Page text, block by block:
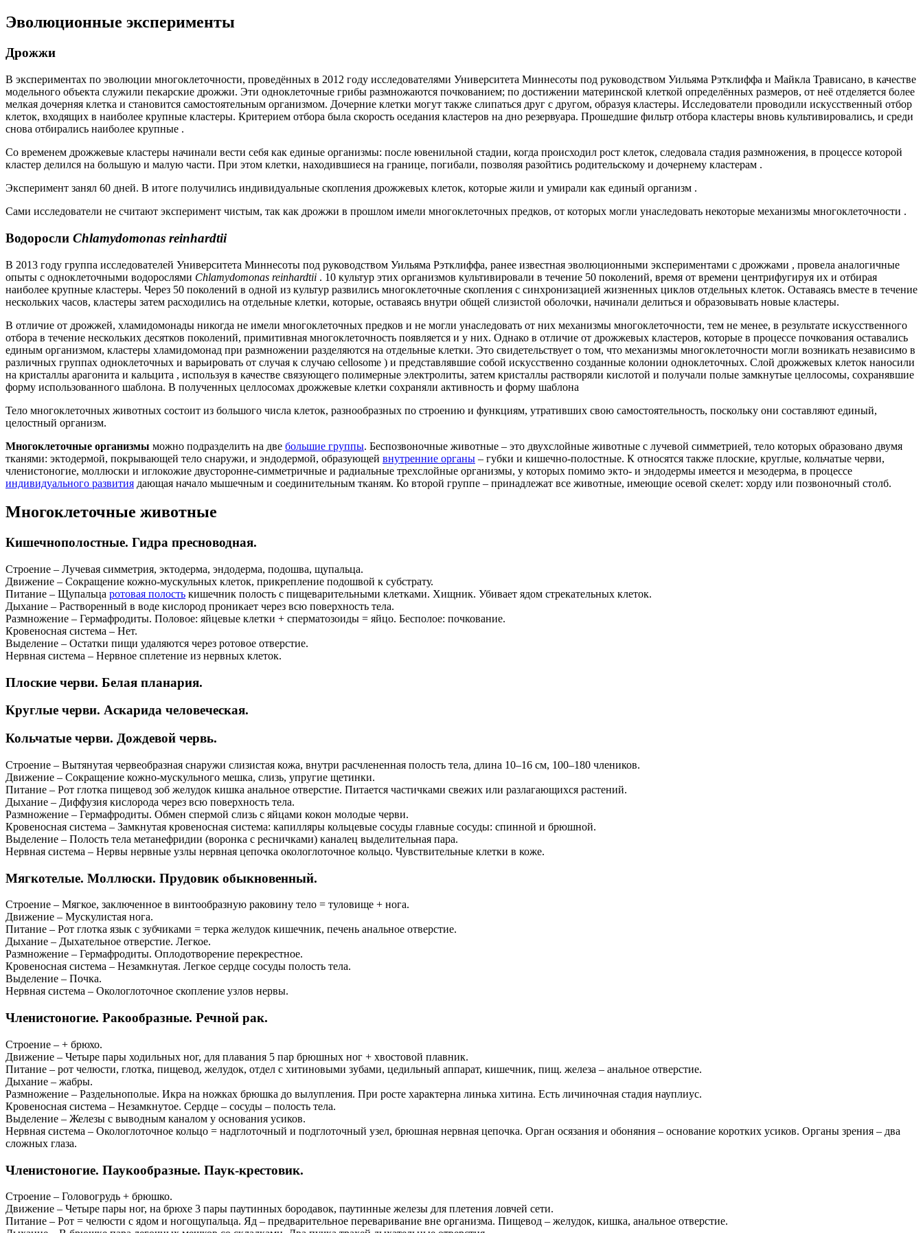
Эволюционные эксперименты
Дрожжи
В экспериментах по эволюции многоклеточности, проведённых в 2012 году исследователями Университета Миннесоты под руководством Уильяма Рэтклиффа и Майкла Трависано, в качестве
модельного объекта служили пекарские дрожжи. Эти одноклеточные грибы размножаются почкованием; по достижении материнской клеткой определённых размеров, от неё отделяется более
мелкая дочерняя клетка и становится самостоятельным организмом. Дочерние клетки могут также слипаться друг с другом, образуя кластеры. Исследователи проводили искусственный отбор
клеток, входящих в наиболее крупные кластеры. Критерием отбора была скорость оседания кластеров на дно резервуара. Прошедшие фильтр отбора кластеры вновь культивировались, и среди
снова отбирались наиболее крупные .
Со временем дрожжевые кластеры начинали вести себя как единые организмы: после ювенильной стадии, когда происходил рост клеток, следовала стадия размножения, в процессе которой
кластер делился на большую и малую части. При этом клетки, находившиеся на границе, погибали, позволяя разойтись родительскому и дочернему кластерам .
Эксперимент занял 60 дней. В итоге получились индивидуальные скопления дрожжевых клеток, которые жили и умирали как единый организм .
Сами исследователи не считают эксперимент чистым, так как дрожжи в прошлом имели многоклеточных предков, от которых могли унаследовать некоторые механизмы многоклеточности .
Водоросли Chlamydomonas reinhardtii
В 2013 году группа исследователей Университета Миннесоты под руководством Уильяма Рэтклиффа, ранее известная эволюционными экспериментами с дрожжами , провела аналогичные
опыты с одноклеточными водорослями Chlamydomonas reinhardtii . 10 культур этих организмов культивировали в течение 50 поколений, время от времени центрифугируя их и отбирая
наиболее крупные кластеры. Через 50 поколений в одной из культур развились многоклеточные скопления с синхронизацией жизненных циклов отдельных клеток. Оставаясь вместе в течение
нескольких часов, кластеры затем расходились на отдельные клетки, которые, оставаясь внутри общей слизистой оболочки, начинали делиться и образовывать новые кластеры.
В отличие от дрожжей, хламидомонады никогда не имели многоклеточных предков и не могли унаследовать от них механизмы многоклеточности, тем не менее, в результате искусственного
отбора в течение нескольких десятков поколений, примитивная многоклеточность появляется и у них. Однако в отличие от дрожжевых кластеров, которые в процессе почкования оставались
единым организмом, кластеры хламидомонад при размножении разделяются на отдельные клетки. Это свидетельствует о том, что механизмы многоклеточности могли возникать независимо в
различных группах одноклеточных и варьировать от случая к случаю cellosome ) и представлявшие собой искусственно созданные колонии одноклеточных. Слой дрожжевых клеток наносили
на кристаллы арагонита и кальцита , используя в качестве связующего полимерные электролиты, затем кристаллы растворяли кислотой и получали полые замкнутые целлосомы, сохранявшие
форму использованного шаблона. В полученных целлосомах дрожжевые клетки сохраняли активность и форму шаблона
Тело многоклеточных животных состоит из большого числа клеток, разнообразных по строению и функциям, утративших свою самостоятельность, поскольку они составляют единый,
целостный организм.
Многоклеточные организмы можно подразделить на две большие группы. Беспозвоночные животные – это двухслойные животные с лучевой симметрией, тело которых образовано двумя
тканями: эктодермой, покрывающей тело снаружи, и эндодермой, образующей внутренние органы – губки и кишечно-полостные. К относятся также плоские, круглые, кольчатые черви,
членистоногие, моллюски и иглокожие двусторонне-симметричные и радиальные трехслойные организмы, у которых помимо экто- и эндодермы имеется и мезодерма, в процессе
индивидуального развития дающая начало мышечным и соединительным тканям. Ко второй группе – принадлежат все животные, имеющие осевой скелет: хорду или позвоночный столб.
Многоклеточные животные
Кишечнополостные. Гидра пресноводная.
Строение – Лучевая симметрия, эктодерма, эндодерма, подошва, щупальца.
Движение – Сокращение кожно-мускульных клеток, прикрепление подошвой к субстрату.
Питание – Щупальца ротовая полость кишечник полость с пищеварительными клетками. Хищник. Убивает ядом стрекательных клеток.
Дыхание – Растворенный в воде кислород проникает через всю поверхность тела.
Размножение – Гермафродиты. Половое: яйцевые клетки + сперматозоиды = яйцо. Бесполое: почкование.
Кровеносная система – Нет.
Выделение – Остатки пищи удаляются через ротовое отверстие.
Нервная система – Нервное сплетение из нервных клеток.
Плоские черви. Белая планария.
Круглые черви. Аскарида человеческая.
Кольчатые черви. Дождевой червь.
Строение – Вытянутая червеобразная снаружи слизистая кожа, внутри расчлененная полость тела, длина 10–16 см, 100–180 члеников.
Движение – Сокращение кожно-мускульного мешка, слизь, упругие щетинки.
Питание – Рот глотка пищевод зоб желудок кишка анальное отверстие. Питается частичками свежих или разлагающихся растений.
Дыхание – Диффузия кислорода через всю поверхность тела.
Размножение – Гермафродиты. Обмен спермой слизь с яйцами кокон молодые черви.
Кровеносная система – Замкнутая кровеносная система: капилляры кольцевые сосуды главные сосуды: спинной и брюшной.
Выделение – Полость тела метанефридии (воронка с ресничками) каналец выделительная пара.
Нервная система – Нервы нервные узлы нервная цепочка окологлоточное кольцо. Чувствительные клетки в коже.
Мягкотелые. Моллюски. Прудовик обыкновенный.
Строение – Мягкое, заключенное в винтообразную раковину тело = туловище + нога.
Движение – Мускулистая нога.
Питание – Рот глотка язык с зубчиками = терка желудок кишечник, печень анальное отверстие.
Дыхание – Дыхательное отверстие. Легкое.
Размножение – Гермафродиты. Оплодотворение перекрестное.
Кровеносная система – Незамкнутая. Легкое сердце сосуды полость тела.
Выделение – Почка.
Нервная система – Окологлоточное скопление узлов нервы.
Членистоногие. Ракообразные. Речной рак.
Строение – + брюхо.
Движение – Четыре пары ходильных ног, для плавания 5 пар брюшных ног + хвостовой плавник.
Питание – рот челюсти, глотка, пищевод, желудок, отдел с хитиновыми зубами, цедильный аппарат, кишечник, пищ. железа – анальное отверстие.
Дыхание – жабры.
Размножение – Раздельнополые. Икра на ножках брюшка до вылупления. При росте характерна линька хитина. Есть личиночная стадия науплиус.
Кровеносная система – Незамкнутое. Сердце – сосуды – полость тела.
Выделение – Железы с выводным каналом у основания усиков.
Нервная система – Окологлоточное кольцо = надглоточный и подглоточный узел, брюшная нервная цепочка. Орган осязания и обоняния – основание коротких усиков. Органы зрения – два
сложных глаза.
Членистоногие. Паукообразные. Паук-крестовик.
Строение – Головогрудь + брюшко.
Движение – Четыре пары ног, на брюхе 3 пары паутинных бородавок, паутинные железы для плетения ловчей сети.
Питание – Рот = челюсти с ядом и ногощупальца. Яд – предварительное переваривание вне организма. Пищевод – желудок, кишка, анальное отверстие.